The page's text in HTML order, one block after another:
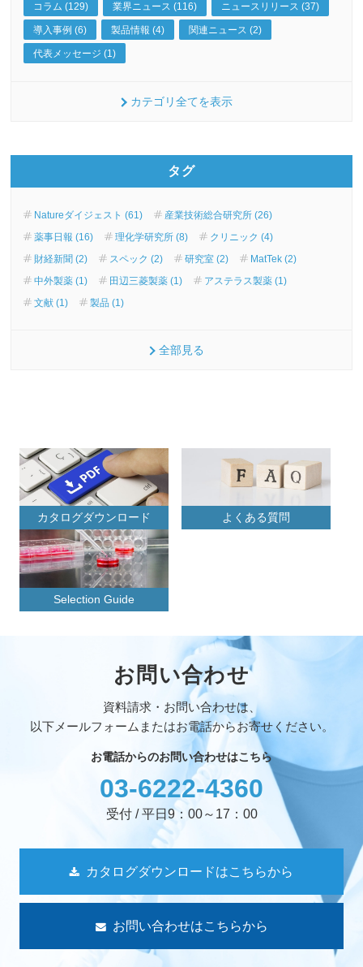
コラム (129) 業界ニュース (116) ニュースリリース (37)
導入事例 (6) 製品情報 (4) 関連ニュース (2)
代表メッセージ (1)
カテゴリ全てを表示
タグ
Natureダイジェスト (61)
産業技術総合研究所 (26)
薬事日報 (16)
理化学研究所 (8)
クリニック (4)
財経新聞 (2)
スペック (2) 研究室 (2)
MatTek (2)
中外製薬 (1)
田辺三菱製薬 (1)
アステラス製薬 (1)
文献 (1)
製品 (1)
全部見る
カタログダウンロード よくある質問
Selection Guide
お問い合わせ
資料請求・お問い合わせは、
以下メールフォームまたはお電話からお寄せください。
お電話からのお問い合わせはこちら
03-6222-4360
受付 / 平日9：00～17：00
カタログダウンロードはこちらから
お問い合わせはこちらから